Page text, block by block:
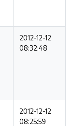
2012-12-12
08:32:48
2012-12-12
08:25:59